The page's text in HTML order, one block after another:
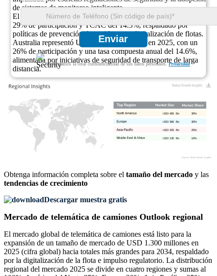
Enviar
Garantizamos la total confidencialidad de sus datos personales.Privacidad
de sistemas de monitoreo inteligente.
El Reino Unido registró USD 0.16 mil millones en 2025, con un
29% de participación y TCAC del 14.3%, respaldado por
políticas de prevención de accidentes y digitalización de flotas.
Australia representó USD 0.14 mil millones en 2025, con un
26% de participación y una tasa compuesta anual del 14.6%,
alimentada por iniciativas de seguridad de transporte de larga
distancia.
10%
USD 130 Bn
25%
USD 325 Bn
30%
USD 390 Bn
35%
USD 455 Bn
Obtenga información completa sobre el tamaño del mercado y las
tendencias de crecimiento
Descargar muestra gratis
Mercado de telemática de camiones Outlook regional
El mercado global de telemática de camiones está listo para la
expansión de un tamaño de mercado de USD 1.300 millones en
2025 (cifra global) hacia totales más grandes para 2034, respaldado
por la digitalización de la flota e impulso regulatorio. La distribución
regional del mercado 2025 se divide en cuatro regiones y sumas al